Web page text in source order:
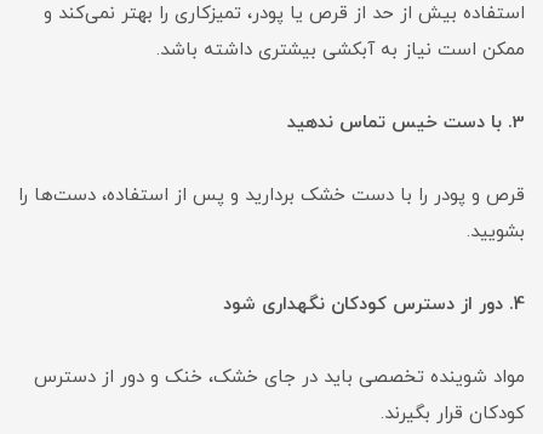
استفاده بیش از حد از قرص یا پودر، تمیزکاری را بهتر نمی‌کند و
ممکن است نیاز به آبکشی بیشتری داشته باشد.
3. با دست خیس تماس ندهید
قرص و پودر را با دست خشک بردارید و پس از استفاده، دست‌ها را
بشویید.
4. دور از دسترس کودکان نگهداری شود
مواد شوینده تخصصی باید در جای خشک، خنک و دور از دسترس
کودکان قرار بگیرند.